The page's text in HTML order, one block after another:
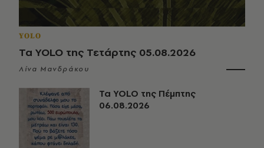
YOLO
Τα YOLO της Τετάρτης 05.08.2026
Λίνα Μανδράκου
Τα YOLO της Πέμπτης
06.08.2026